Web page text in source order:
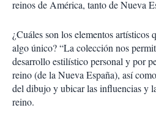
reinos de América, tanto de Nueva
¿Cuáles son los elementos artísticos
algo único? “La colección nos
desarrollo estilístico personal y por
reino (de la Nueva España), así
del dibujo y ubicar las influencias y
reino.